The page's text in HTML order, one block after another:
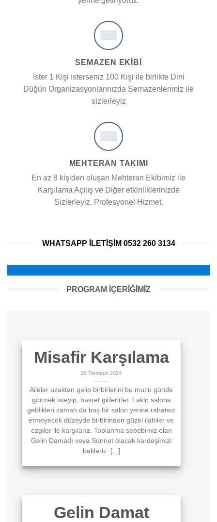
SEMAZEN EKIBI
İster 1 Kişi İsterseniz 100 Kişi ile birlikte Dini
Düğün Organizasyonlarınızda Semazenlerimiz ile
sizlerleyiz
MEHTERAN TAKIMI
En az 8 kişiden oluşan Mehteran Ekibimiz ile
Karşılama Açılış ve Diğer etkinliklerinizde
Sizlerleyiz. Profesyonel Hizmet.
WHATSAPP ILETIŞIM 0532 260 3134
PROGRAM İÇERİĞİMİZ
Misafir Karşılama
29 Temmuz 2024
Aileler uzaktan gelip birbirlerini bu mutlu günde
görmek isteyip, hasret giderirler. Lakin salona
geldikleri zaman da boş bir salon yerine rahatsız
etmeyecek düzeyde birbirinden güzel ilahiler ve
ezgiler ile karşılarız. Toplanma sebebimiz olan
Gelin Damadı veya Sünnet olacak kardeşimizi
bekleriz. [...]
Gelin Damat